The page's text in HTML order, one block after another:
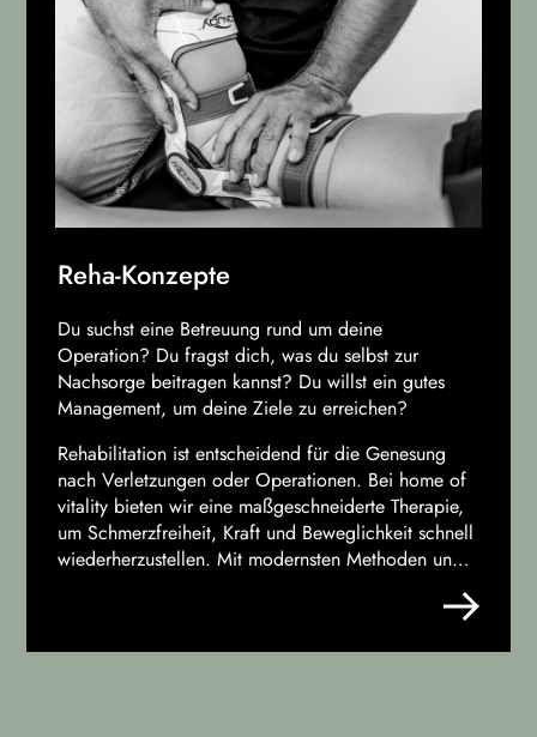
Reha-Konzepte
Du suchst eine Betreuung rund um deine
Operation? Du fragst dich, was du selbst zur
Nachsorge beitragen kannst? Du willst ein gutes
Management, um deine Ziele zu erreichen?
Rehabilitation ist entscheidend für die Genesung
nach Verletzungen oder Operationen. Bei home of
vitality bieten wir eine maßgeschneiderte Therapie,
um Schmerzfreiheit, Kraft und Beweglichkeit schnell
wiederherzustellen. Mit modernsten Methoden und